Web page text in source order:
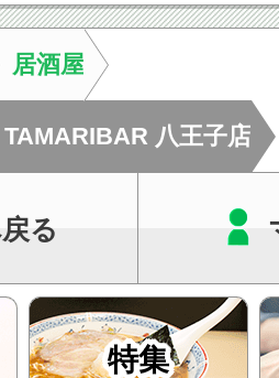
結！数多くの団体が
店街を舞台に最高の
居酒屋
八王子店
る
特集